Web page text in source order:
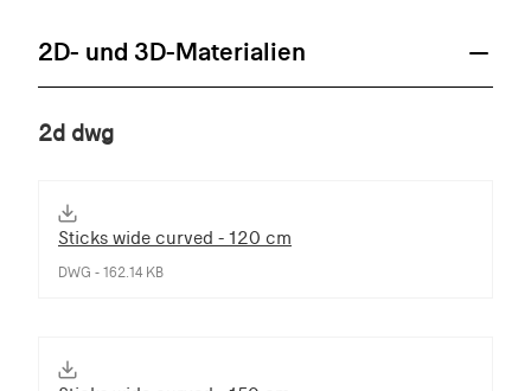
2D- und 3D-Materialien
2d dwg
Sticks wide curved - 120 cm
DWG - 162.14 KB